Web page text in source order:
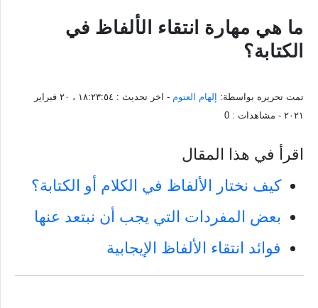
ما هي مهارة انتقاء الألفاظ في
الكتابة؟
تمت تحريره بواسطة: إلهام العتوم - اخر تحديث :
١٨:٢٣:٥٤ ، ٢٠ فبراير
٢٠٢١ - مشاهدات : 0
اقرأ في هذا المقال
كيف نختار الألفاظ في الكلام أو الكتابة؟
بعض المفردات التي يجب أن نبتعد عنها
فوائد انتقاء الألفاظ الإيجابية